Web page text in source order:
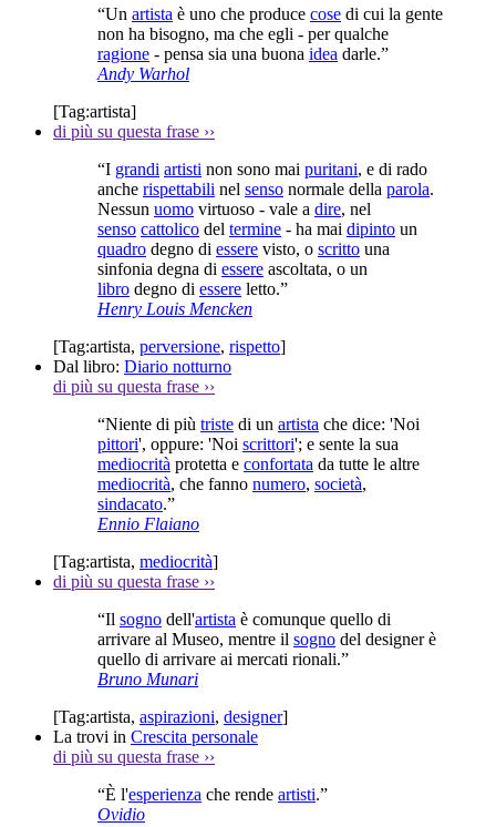
“Un artista è uno che produce cose di cui la gente
non ha bisogno, ma che egli - per qualche
ragione - pensa sia una buona idea darle.”
Andy Warhol
[Tag:artista]
di più su questa frase ››
“I grandi artisti non sono mai puritani, e di rado
anche rispettabili nel senso normale della parola.
Nessun uomo virtuoso - vale a dire, nel
senso cattolico del termine - ha mai dipinto un
quadro degno di essere visto, o scritto una
sinfonia degna di essere ascoltata, o un
libro degno di essere letto.”
Henry Louis Mencken
[Tag:artista, perversione, rispetto]
Dal libro: Diario notturno
di più su questa frase ››
“Niente di più triste di un artista che dice: 'Noi
pittori', oppure: 'Noi scrittori'; e sente la sua
mediocrità protetta e confortata da tutte le altre
mediocrità, che fanno numero, società,
sindacato.”
Ennio Flaiano
[Tag:artista, mediocrità]
di più su questa frase ››
“Il sogno dell'artista è comunque quello di
arrivare al Museo, mentre il sogno del designer è
quello di arrivare ai mercati rionali.”
Bruno Munari
[Tag:artista, aspirazioni, designer]
La trovi in Crescita personale
di più su questa frase ››
“È l'esperienza che rende artisti.”
Ovidio